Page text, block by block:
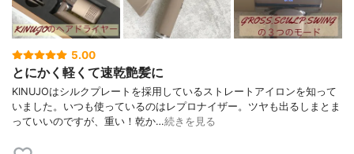
5.00
とにかく軽くて速乾艶髪に
KINUJOはシルクプレートを採用しているストレートアイロンを知って
いました。いつも使っているのはレプロナイザー。ツヤも出るしまとま
っていいのですが、重い！乾か…続きを見る